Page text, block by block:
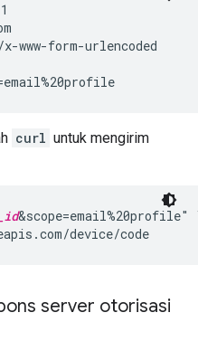
www-form-urlencoded
curl untuk mengirim
&scope=email%20profile"
server otorisasi